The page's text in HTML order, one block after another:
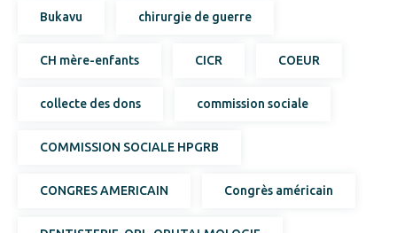
Bukavu chirurgie de guerre
CH mère-enfants CICR COEUR
collecte des dons commission sociale
COMMISSION SOCIALE HPGRB
CONGRES AMERICAIN Congrès américain